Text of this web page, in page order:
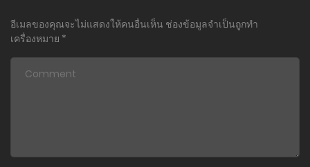
อีเมลของคุณจะไม่แสดงให้คนอื่นเห็น ช่องข้อมูลจำเป็นถูกทำ
เครื่องหมาย *